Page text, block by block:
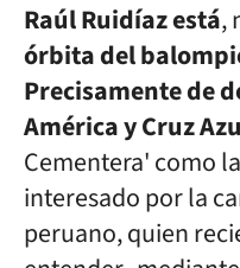
Raúl Ruidíaz está,
órbita del
Precisamente de
América y Cruz
Cementera' como
interesado por la
peruano, quien